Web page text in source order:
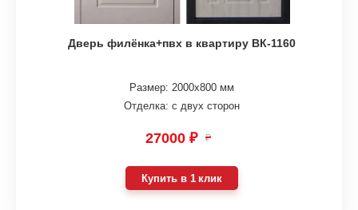
Дверь филёнка+пвх в квартиру ВК-1160
Размер: 2000х800 мм
Отделка: с двух сторон
27000 ₽ ₽
Купить в 1 клик